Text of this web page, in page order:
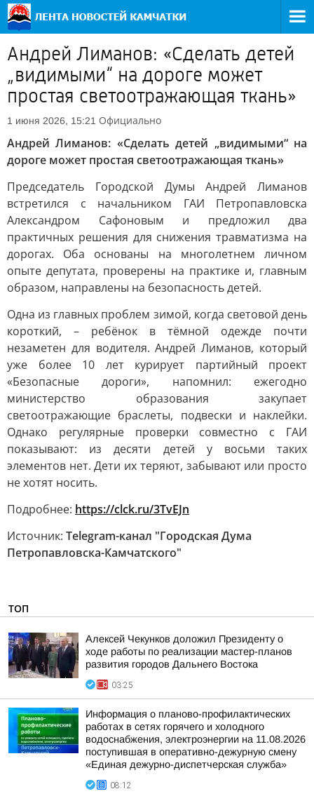
Андрей Лиманов: «Сделать детей
„видимыми“ на дороге может
простая светоотражающая ткань»
1 июня 2026, 15:21 Официально
Андрей Лиманов: «Сделать детей „видимыми“ на
дороге может простая светоотражающая ткань»
Председатель Городской Думы Андрей Лиманов
встретился с начальником ГАИ Петропавловска
Александром Сафоновым и предложил два
практичных решения для снижения травматизма на
дорогах. Оба основаны на многолетнем личном
опыте депутата, проверены на практике и, главным
образом, направлены на безопасность детей.
Одна из главных проблем зимой, когда световой день
короткий, – ребёнок в тёмной одежде почти
незаметен для водителя. Андрей Лиманов, который
уже более 10 лет курирует партийный проект
«Безопасные дороги», напомнил: ежегодно
министерство образования закупает
светоотражающие браслеты, подвески и наклейки.
Однако регулярные проверки совместно с ГАИ
показывают: из десяти детей у восьми таких
элементов нет. Дети их теряют, забывают или просто
не хотят носить.
Подробнее: https://clck.ru/3TvEJn
Источник: Telegram-канал "Городская Дума
Петропавловска-Камчатского"
ТОП
Алексей Чекунков доложил Президенту о
ходе работы по реализации мастер-планов
развития городов Дальнего Востока
03:25
Информация о планово-профилактических
работах в сетях горячего и холодного
водоснабжения, электроэнергии на 11.08.2026
поступившая в оперативно-дежурную смену
«Единая дежурно-диспетчерская служба»
08:12